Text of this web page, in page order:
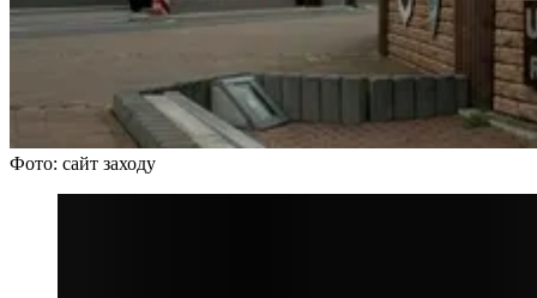
Фото: сайт заходу